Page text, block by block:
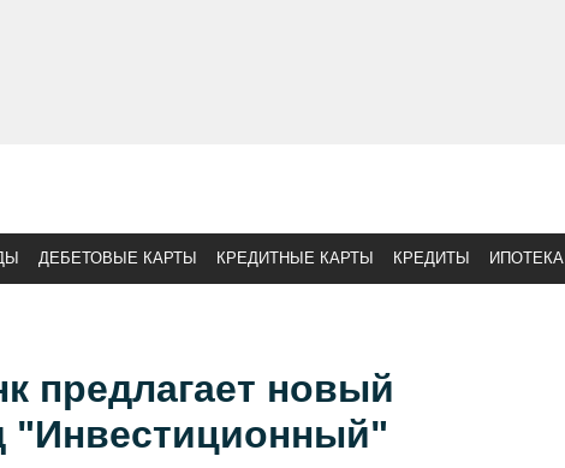
ДЕБЕТОВЫЕ КАРТЫ КРЕДИТНЫЕ КАРТЫ КРЕДИТЫ ИПОТЕКА
предлагает новый
"Инвестиционный"